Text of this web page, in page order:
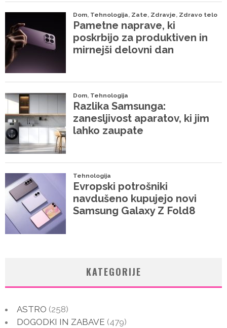
KATEGORIJE
ASTRO (258)
DOGODKI IN ZABAVE (479)